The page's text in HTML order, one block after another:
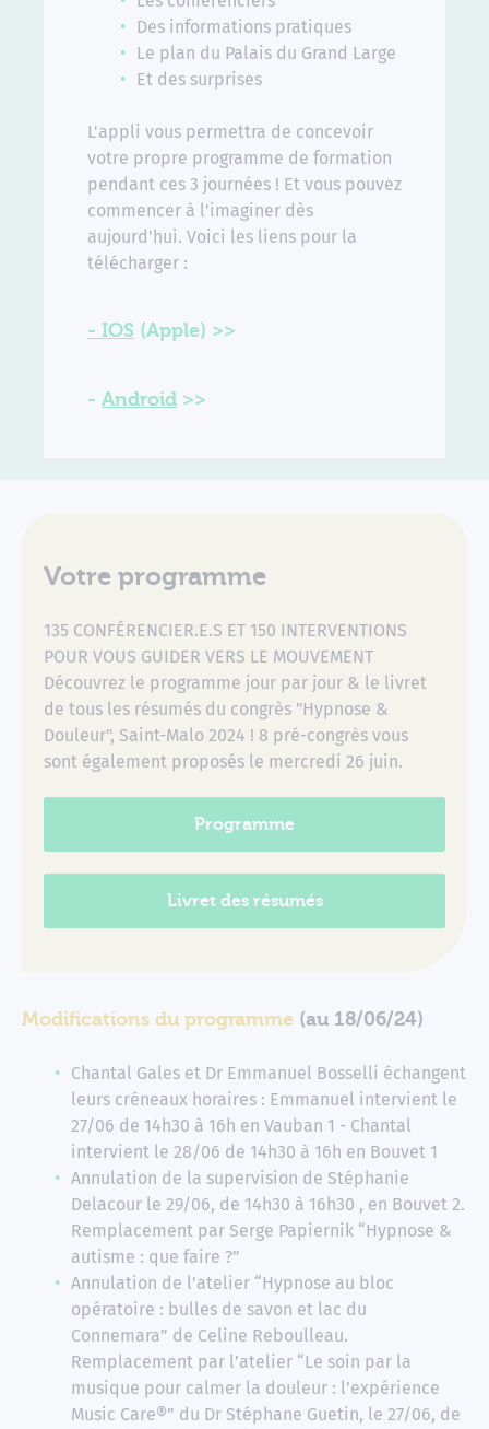
Des informations pratiques
Le plan du Palais du Grand Large
Et des surprises
L'appli vous permettra de concevoir
votre propre programme de formation
pendant ces 3 journées ! Et vous pouvez
commencer à l'imaginer dès
aujourd'hui. Voici les liens pour la
télécharger :
- IOS (Apple) >>
- Android >>
Votre programme
135 CONFÉRENCIER.E.S ET 150 INTERVENTIONS
POUR VOUS GUIDER VERS LE MOUVEMENT
Découvrez le programme jour par jour & le livret
de tous les résumés du congrès "Hypnose &
Douleur", Saint-Malo 2024 ! 8 pré-congrès vous
sont également proposés le mercredi 26 juin.
Programme
Livret des résumés
Modifications du programme (au 18/06/24)
Chantal Gales et Dr Emmanuel Bosselli échangent
leurs créneaux horaires : Emmanuel intervient le
27/06 de 14h30 à 16h en Vauban 1 - Chantal
intervient le 28/06 de 14h30 à 16h en Bouvet 1
Annulation de la supervision de Stéphanie
Delacour le 29/06, de 14h30 à 16h30 , en Bouvet 2.
Remplacement par Serge Papiernik “Hypnose &
autisme : que faire ?”
Annulation de l'atelier “Hypnose au bloc
opératoire : bulles de savon et lac du
Connemara” de Celine Reboulleau.
Remplacement par l’atelier “Le soin par la
musique pour calmer la douleur : l’expérience
Music Care®” du Dr Stéphane Guetin, le 27/06, de